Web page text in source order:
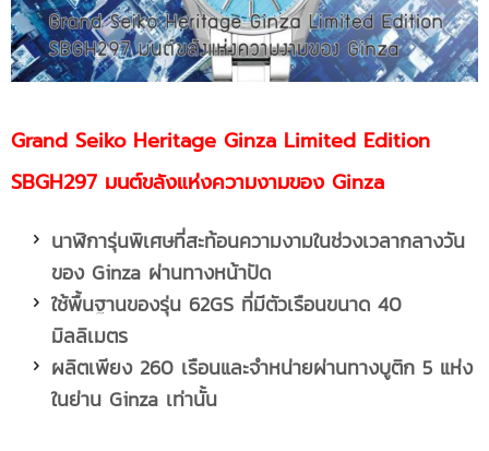
Grand Seiko Heritage Ginza Limited Edition
SBGH297 มนต์ขลังแห่งความงามของ Ginza
นาฬิการุ่นพิเศษที่สะท้อนความงามในช่วงเวลากลางวัน
ของ Ginza ผ่านทางหน้าปัด
ใช้พื้นฐานของรุ่น 62GS ที่มีตัวเรือนขนาด 40
มิลลิเมตร
ผลิตเพียง 260 เรือนและจำหน่ายผ่านทางบูติก 5 แห่ง
ในย่าน Ginza เท่านั้น